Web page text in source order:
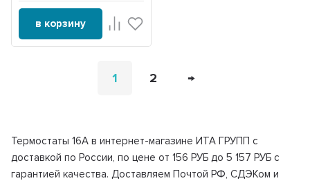
в корзину
1 2 →
Термостаты 16A в интернет-магазине ИТА ГРУПП с
доставкой по России, по цене от 156 РУБ до 5 157 РУБ с
гарантией качества. Доставляем Почтой РФ, СДЭКом и